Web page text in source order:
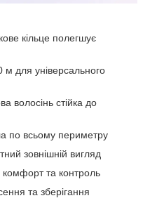
кільце полегшує
м для універсального
волосінь стійка до
по всьому периметру
зовнішній вигляд
комфорт та контроль
та зберігання